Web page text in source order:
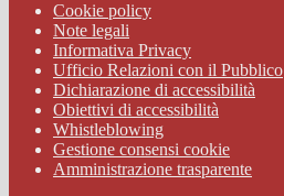
Cookie policy
Note legali
Informativa Privacy
Ufficio Relazioni con il Pubblico
Dichiarazione di accessibilità
Obiettivi di accessibilità
Whistleblowing
Gestione consensi cookie
Amministrazione trasparente